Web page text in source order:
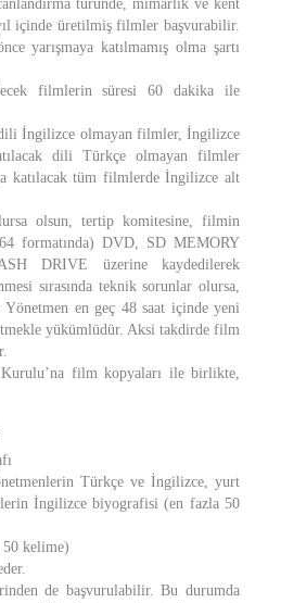
türünde, mimarlık ve kent
içinde üretilmiş filmler başvurabilir.
yarışmaya katılmamış olma şartı
filmlerin süresi 60 dakika ile
dili İngilizce olmayan filmler, İngilizce
dili Türkçe olmayan filmler
katılacak tüm filmlerde İngilizce alt
olsun, tertip komitesine, filmin
formatında) DVD, SD MEMORY
DRIVE üzerine kaydedilerek
sırasında teknik sorunlar olursa,
en geç 48 saat içinde yeni
yükümlüdür. Aksi takdirde film
Kurulu’na film kopyaları ile birlikte,
Türkçe ve İngilizce, yurt
İngilizce biyografisi (en fazla 50
kelime)
de başvurulabilir. Bu durumda